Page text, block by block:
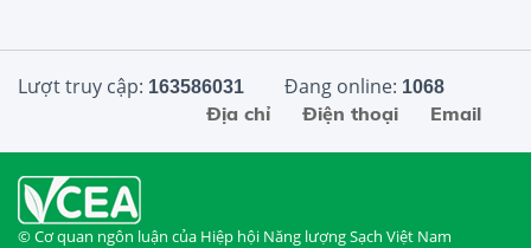
Lượt truy cập: 163586031 Đang online: 1068
Email
Điện thoại
Địa chỉ
© Cơ quan ngôn luận của Hiệp hội Năng lượng Sạch Việt Nam